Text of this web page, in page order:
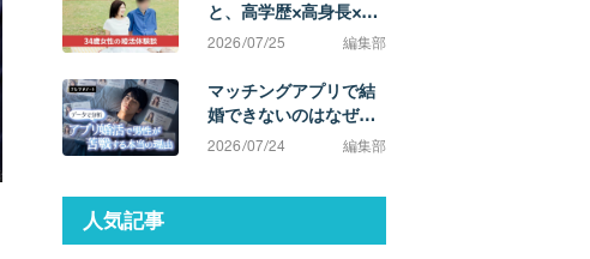
と、高学歴×高身長×イ
ケメン（38）カップ
んなに違うのか」と実
感する不満0の結婚生活
2026/07/25 編集部
マッチングアプリで結
婚できないのはなぜ？
原因は「努力不足」で
2026/07/24 編集部
人気記事